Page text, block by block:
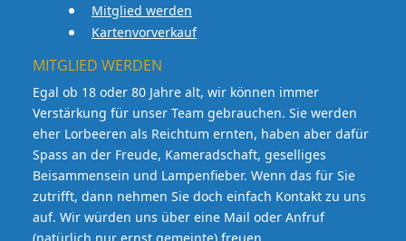
Mitglied werden
Kartenvorverkauf
MITGLIED WERDEN
Egal ob 18 oder 80 Jahre alt, wir können immer
Verstärkung für unser Team gebrauchen. Sie werden
eher Lorbeeren als Reichtum ernten, haben aber dafür
Spass an der Freude, Kameradschaft, geselliges
Beisammensein und Lampenfieber. Wenn das für Sie
zutrifft, dann nehmen Sie doch einfach Kontakt zu uns
auf. Wir würden uns über eine Mail oder Anfruf